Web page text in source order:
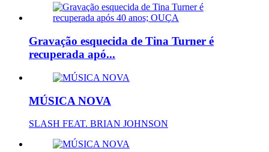
Gravação esquecida de Tina Turner é
recuperada apó...
MÚSICA NOVA
SLASH FEAT. BRIAN JOHNSON